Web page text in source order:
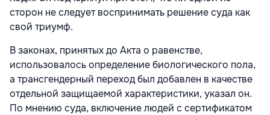
сторон не следует воспринимать решение суда как
свой триумф.
В законах, принятых до Акта о равенстве,
использовалось определение биологического пола,
а трансгендерный переход был добавлен в качестве
отдельной защищаемой характеристики, указал он.
По мнению суда, включение людей с сертификатом